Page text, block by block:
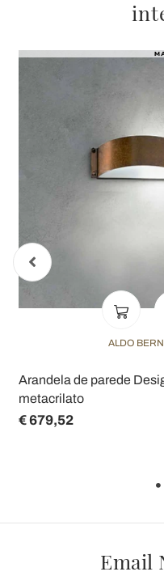
ALDO
Arandela de parede
metacrilato
€ 679,52
Email